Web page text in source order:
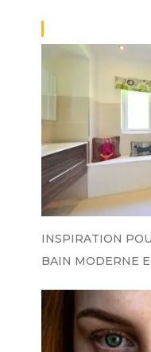
INSPIRATION
BAIN MODERNE